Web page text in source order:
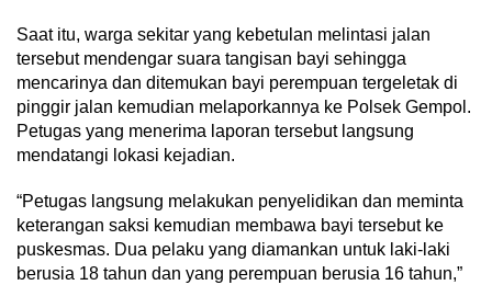
Saat itu, warga sekitar yang kebetulan melintasi jalan
tersebut mendengar suara tangisan bayi sehingga
mencarinya dan ditemukan bayi perempuan tergeletak di
pinggir jalan kemudian melaporkannya ke Polsek Gempol.
Petugas yang menerima laporan tersebut langsung
mendatangi lokasi kejadian.
“Petugas langsung melakukan penyelidikan dan meminta
keterangan saksi kemudian membawa bayi tersebut ke
puskesmas. Dua pelaku yang diamankan untuk laki-laki
berusia 18 tahun dan yang perempuan berusia 16 tahun,”